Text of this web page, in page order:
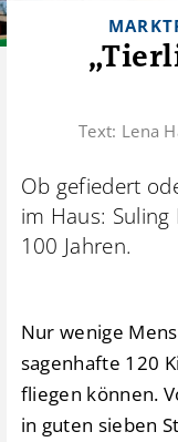
Text: Lena
Ob gefiedert
im Haus:
100 Jahren.
Nur wenige
sagenhafte 120
fliegen können.
in guten sieben